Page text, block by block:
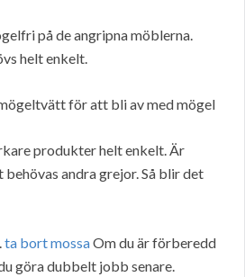
på de angripna möblerna.
helt enkelt.
för att bli av med mögel
produkter helt enkelt. Är
behövas andra grejor. Så blir det
ta bort mossaOm du är förberedd
göra dubbelt jobb senare.